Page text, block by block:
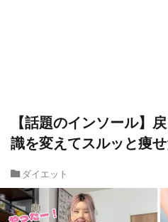
【話題のインソール】
識を変えてスルッと痩せ
ダイエット